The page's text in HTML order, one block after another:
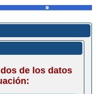
de los datos